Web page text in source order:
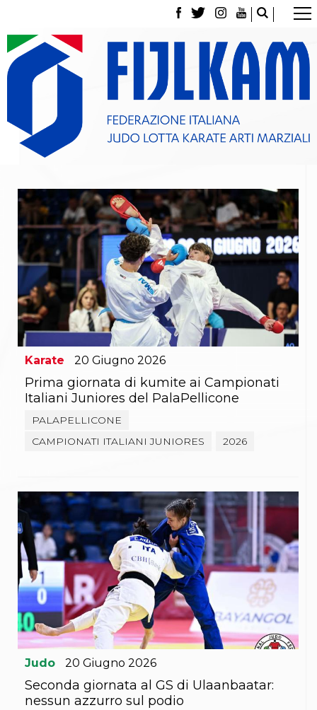
La Federazione
Tesseramento
Contatti
Norme e modulistica Affiliazioni e Tesseramenti
Classifica Società Sportive con più di 100 atleti
tesserati
Archivio eventi
Dove siamo
Media
Partners
Trasparenza
Judo
La disciplina
News
Attività Didattica
Gare e Risultati
Albi Federali
Arbitri
Lotta
La disciplina
News
Gare e Risultati
Attività Didattica
Karate
Attività Didattica
Albi Federali
Arti marziali
Aikido
Ju Jitsu
Sumo
Capoeira
Grappling
BJJ
Pancrazio/Pankration
S'istrumpa
News
Calendario Attività
Difesa Personale MGA
La disciplina
Karate 20 Giugno 2026
Prima giornata di kumite ai Campionati
Italiani Juniores del PalaPellicone
PALAPELLICONE
CAMPIONATI ITALIANI JUNIORES
2026
Judo 20 Giugno 2026
Seconda giornata al GS di Ulaanbaatar:
nessun azzurro sul podio